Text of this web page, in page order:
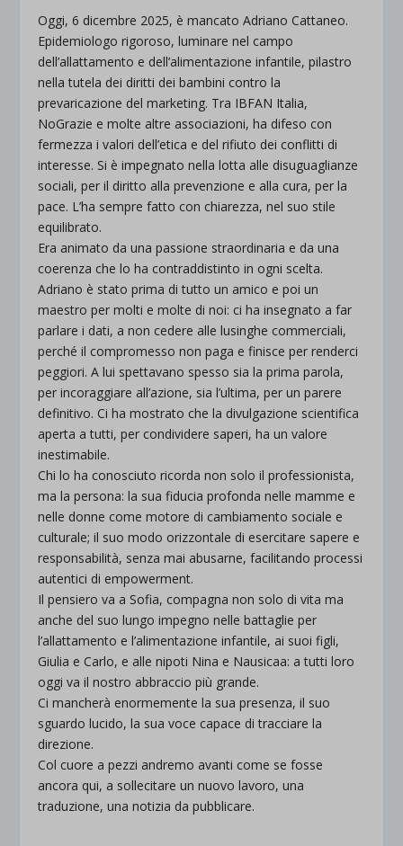
Oggi, 6 dicembre 2025, è mancato Adriano Cattaneo.
Epidemiologo rigoroso, luminare nel campo
dell’allattamento e dell’alimentazione infantile, pilastro
nella tutela dei diritti dei bambini contro la
prevaricazione del marketing. Tra IBFAN Italia,
NoGrazie e molte altre associazioni, ha difeso con
fermezza i valori dell’etica e del rifiuto dei conflitti di
interesse. Si è impegnato nella lotta alle disuguaglianze
sociali, per il diritto alla prevenzione e alla cura, per la
pace. L’ha sempre fatto con chiarezza, nel suo stile
equilibrato.
Era animato da una passione straordinaria e da una
coerenza che lo ha contraddistinto in ogni scelta.
Adriano è stato prima di tutto un amico e poi un
maestro per molti e molte di noi: ci ha insegnato a far
parlare i dati, a non cedere alle lusinghe commerciali,
perché il compromesso non paga e finisce per renderci
peggiori. A lui spettavano spesso sia la prima parola,
per incoraggiare all’azione, sia l’ultima, per un parere
definitivo. Ci ha mostrato che la divulgazione scientifica
aperta a tutti, per condividere saperi, ha un valore
inestimabile.
Chi lo ha conosciuto ricorda non solo il professionista,
ma la persona: la sua fiducia profonda nelle mamme e
nelle donne come motore di cambiamento sociale e
culturale; il suo modo orizzontale di esercitare sapere e
responsabilità, senza mai abusarne, facilitando processi
autentici di empowerment.
Il pensiero va a Sofia, compagna non solo di vita ma
anche del suo lungo impegno nelle battaglie per
l’allattamento e l’alimentazione infantile, ai suoi figli,
Giulia e Carlo, e alle nipoti Nina e Nausicaa: a tutti loro
oggi va il nostro abbraccio più grande.
Ci mancherà enormemente la sua presenza, il suo
sguardo lucido, la sua voce capace di tracciare la
direzione.
Col cuore a pezzi andremo avanti come se fosse
ancora qui, a sollecitare un nuovo lavoro, una
traduzione, una notizia da pubblicare.